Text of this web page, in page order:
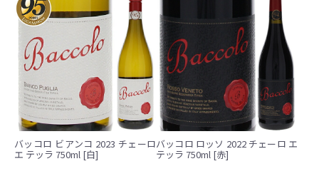
バッコロ ビアンコ 2023 チェーロ
エ テッラ 750ml [白]
バッコロ ロッソ 2022 チェーロ エ
テッラ 750ml [赤]